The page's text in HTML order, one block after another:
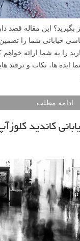
این مقاله قصد
خیابانی شما را
را به شما ارائه خواهم
ها، نکات و ترفند
ادامه مطلب